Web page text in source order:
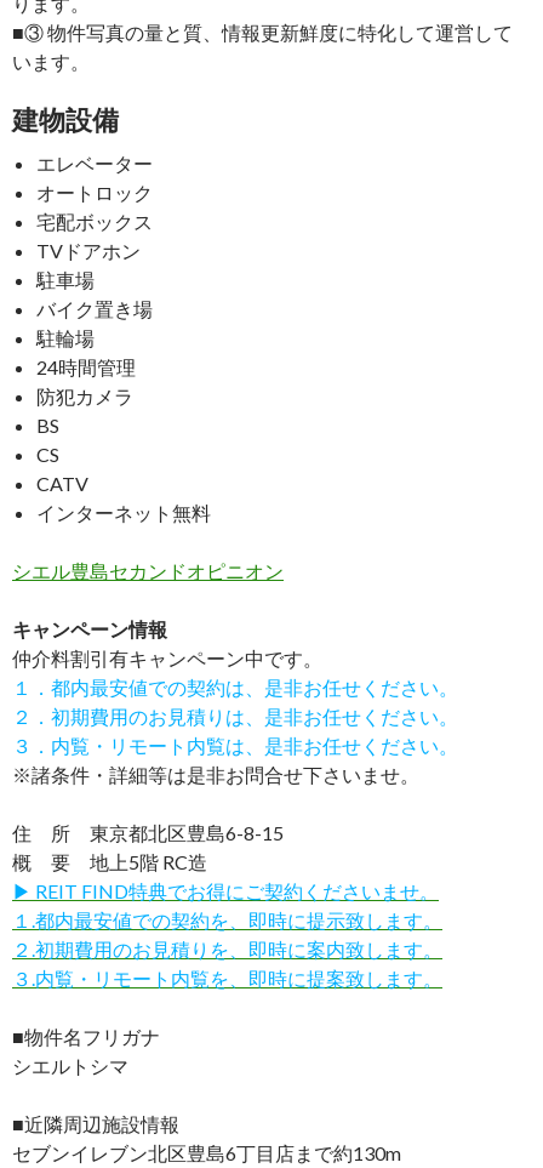
■③ 物件写真の量と質、情報更新鮮度に特化して運営して
います。
建物設備
エレベーター
オートロック
宅配ボックス
TVドアホン
駐車場
バイク置き場
駐輪場
24時間管理
防犯カメラ
BS
CS
CATV
インターネット無料
シエル豊島セカンドオピニオン
キャンペーン情報
仲介料割引有キャンペーン中です。
１．都内最安値での契約は、是非お任せください。
２．初期費用のお見積りは、是非お任せください。
３．内覧・リモート内覧は、是非お任せください。
※諸条件・詳細等は是非お問合せ下さいませ。
住 所 東京都北区豊島6-8-15
概 要 地上5階 RC造
▶ REIT FIND特典でお得にご契約くださいませ。
１.都内最安値での契約を、即時に提示致します。
２.初期費用のお見積りを、即時に案内致します。
３.内覧・リモート内覧を、即時に提案致します。
■物件名フリガナ
シエルトシマ
■近隣周辺施設情報
セブンイレブン北区豊島6丁目店まで約130m